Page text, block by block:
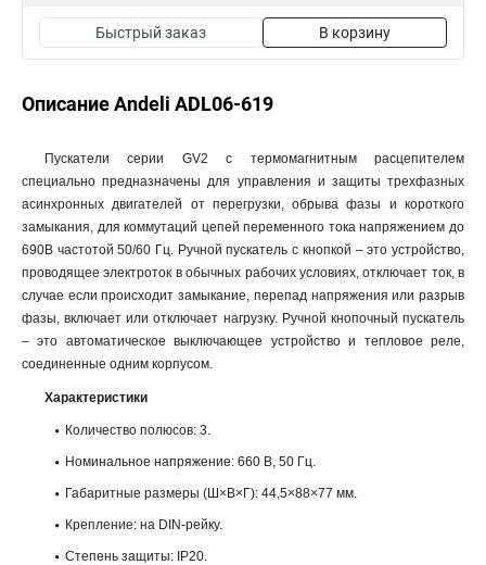
Быстрый заказ В корзину
Описание Andeli ADL06-619
Пускатели серии GV2 с термомагнитным расцепителем
специально предназначены для управления и защиты трехфазных
асинхронных двигателей от перегрузки, обрыва фазы и короткого
замыкания, для коммутаций цепей переменного тока напряжением до
690В частотой 50/60 Гц. Ручной пускатель с кнопкой – это устройство,
проводящее электроток в обычных рабочих условиях, отключает ток, в
случае если происходит замыкание, перепад напряжения или разрыв
фазы, включает или отключает нагрузку. Ручной кнопочный пускатель
– это автоматическое выключающее устройство и тепловое реле,
соединенные одним корпусом.
Характеристики
Количество полюсов: 3.
Номинальное напряжение: 660 В, 50 Гц.
Габаритные размеры (Ш×В×Г): 44,5×88×77 мм.
Крепление: на DIN-рейку.
Степень защиты: IP20.